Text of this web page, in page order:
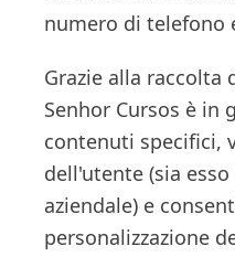
numero di telefono
Grazie alla raccolta
Senhor Cursos è in
contenuti specifici,
dell'utente (sia
aziendale) e
personalizzazione